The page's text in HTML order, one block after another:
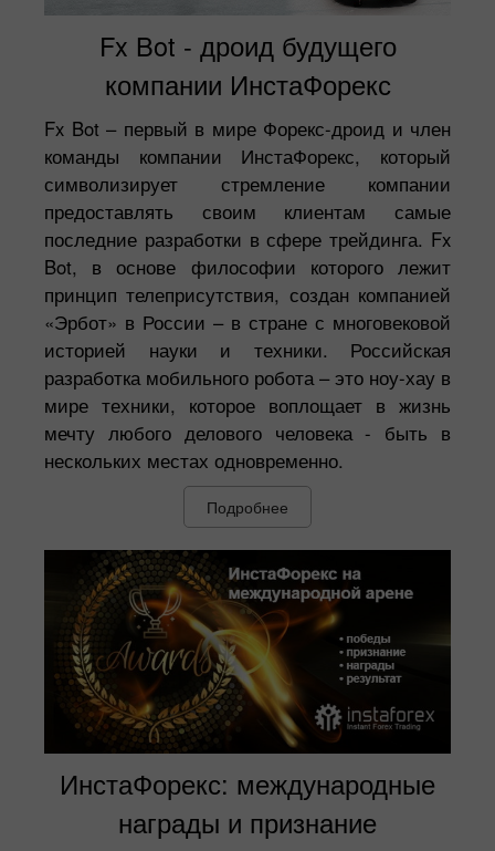
Fx Bot - дроид будущего
компании ИнстаФорекс
Fx Bot – первый в мире Форекс-дроид и член
команды компании ИнстаФорекс, который
символизирует стремление компании
предоставлять своим клиентам самые
последние разработки в сфере трейдинга. Fx
Bot, в основе философии которого лежит
принцип телеприсутствия, создан компанией
«Эрбот» в России – в стране с многовековой
историей науки и техники. Российская
разработка мобильного робота – это ноу-хау в
мире техники, которое воплощает в жизнь
мечту любого делового человека - быть в
нескольких местах одновременно.
Подробнее
ИнстаФорекс: международные
награды и признание